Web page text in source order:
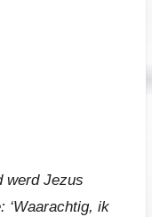
werd Jezus
‘Waarachtig, ik